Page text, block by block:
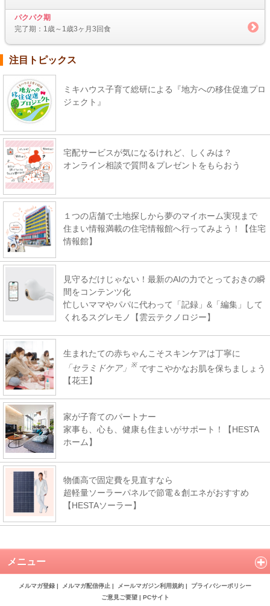
パクパク期
完了期：1歳～1歳3ヶ月3回食
注目トピックス
ミキハウス子育て総研による『地方への移住促進プロ
ジェクト』
宅配サービスが気になるけれど、しくみは？
オンライン相談で質問＆プレゼントをもらおう
１つの店舗で土地探しから夢のマイホーム実現まで
住まい情報満載の住宅情報館へ行ってみよう！【住宅
情報館】
見守るだけじゃない！最新のAIの力でとっておきの瞬
間をコンテンツ化
忙しいママやパパに代わって「記録」&「編集」して
くれるスグレモノ【雲云テクノロジー】
生まれたての赤ちゃんこそスキンケアは丁寧に
「セラミドケア」
※ ですこやかなお肌を保ちましょう
【花王】
家が子育てのパートナー
家事も、心も、健康も住まいがサポート！【HESTA
ホーム】
物価高で固定費を見直すなら
超軽量ソーラーパネルで節電＆創エネがおすすめ
【HESTAソーラー】
メニュー
メルマガ登録 | メルマガ配信停止 | メールマガジン利用規約 | プライバシーポリシー
ご意見ご要望| PCサイト